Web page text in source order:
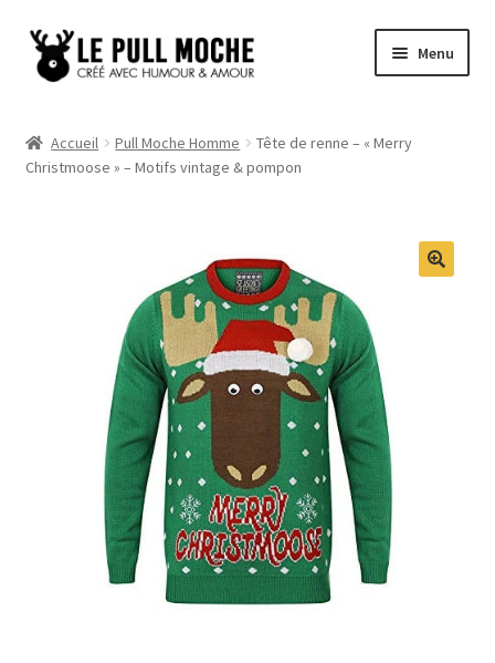
Aller
Aller
au
Menu
Pull Noël Femme
Pull Noël Promo
Accueil Pull Moche Homme
Tête de renne – « Merry
Christmoose » – Motifs vintage & pompon